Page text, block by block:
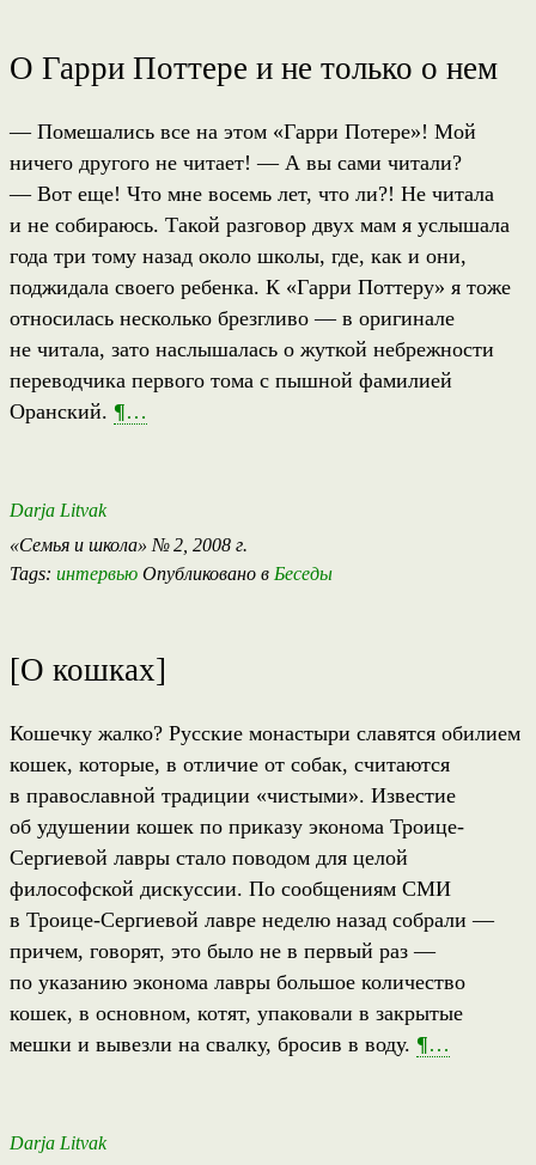
О Гарри Поттере и не только о нем
— Помешались все на этом «Гарри Потере»! Мой
ничего другого не читает! — А вы сами читали?
— Вот еще! Что мне восемь лет, что ли?! Не читала
и не собираюсь. Такой разговор двух мам я услышала
года три тому назад около школы, где, как и они,
поджидала своего ребенка. К «Гарри Поттеру» я тоже
относилась несколько брезгливо — в оригинале
не читала, зато наслышалась о жуткой небрежности
переводчика первого тома с пышной фамилией
Оранский. ¶…
Darja Litvak
«Семья и школа» № 2, 2008 г.
Tags: интервью Опубликовано в Беседы
[О кошках]
Кошечку жалко? Русские монастыри славятся обилием
кошек, которые, в отличие от собак, считаются
в православной традиции «чистыми». Известие
об удушении кошек по приказу эконома Троице-
Сергиевой лавры стало поводом для целой
философской дискуссии. По сообщениям СМИ
в Троице-Сергиевой лавре неделю назад собрали —
причем, говорят, это было не в первый раз —
по указанию эконома лавры большое количество
кошек, в основном, котят, упаковали в закрытые
мешки и вывезли на свалку, бросив в воду. ¶…
Darja Litvak